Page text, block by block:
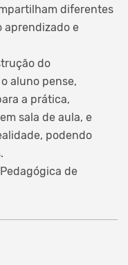
diferentes
aprendizado e
do
aluno pense,
a prática,
sala de aula, e
podendo
de